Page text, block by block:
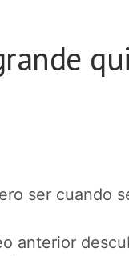
ser cuando
anterior